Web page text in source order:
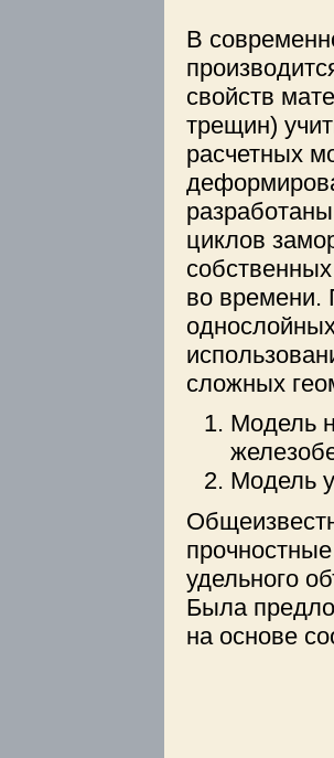
В
свойств
трещин)
расчетных
циклов
во времени.
сложных
Модель
Модель
удельного
Была
на основе